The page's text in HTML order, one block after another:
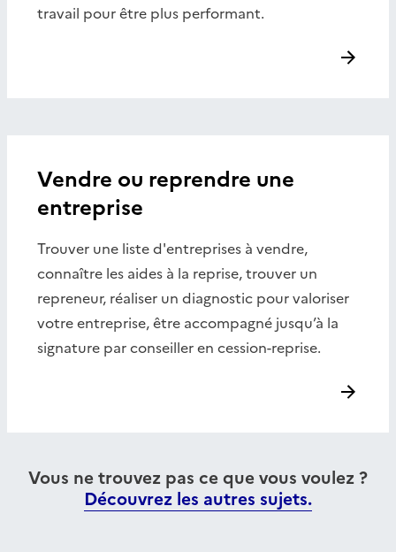
travail pour être plus performant.
Vendre ou reprendre une
entreprise
Trouver une liste d'entreprises à vendre,
connaître les aides à la reprise, trouver un
repreneur, réaliser un diagnostic pour valoriser
votre entreprise, être accompagné jusqu’à la
signature par conseiller en cession-reprise.
Vous ne trouvez pas ce que vous voulez ?
Découvrez les autres sujets.